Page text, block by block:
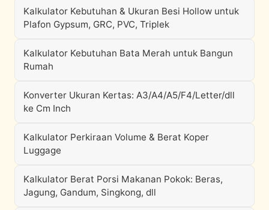
Kalkulator Kebutuhan & Ukuran Besi Hollow untuk
Plafon Gypsum, GRC, PVC, Triplek
Kalkulator Kebutuhan Bata Merah untuk Bangun
Rumah
Konverter Ukuran Kertas: A3/A4/A5/F4/Letter/dll
ke Cm Inch
Kalkulator Perkiraan Volume & Berat Koper
Luggage
Kalkulator Berat Porsi Makanan Pokok: Beras,
Jagung, Gandum, Singkong, dll